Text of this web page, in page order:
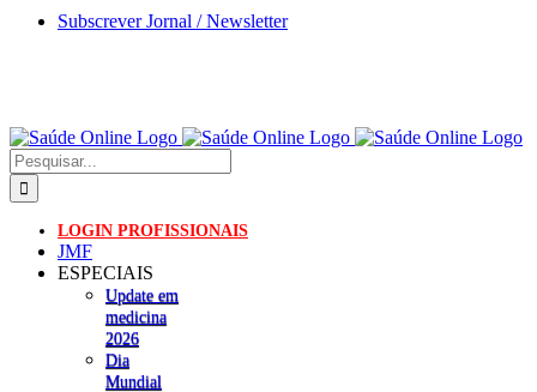
Skip
Subscrever Jornal / Newsletter
Pesquisar
LOGIN PROFISSIONAIS
JMF
ESPECIAIS
Update em
medicina
2026
Dia
Mundial